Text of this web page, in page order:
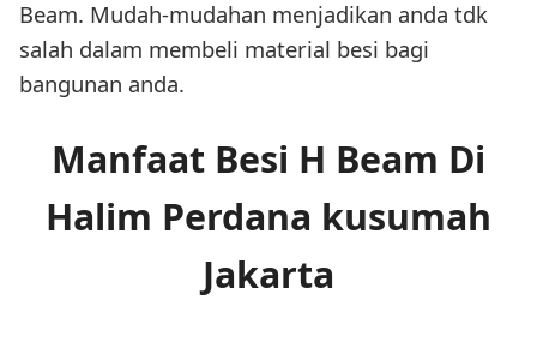
Beam. Mudah-mudahan menjadikan anda tdk
salah dalam membeli material besi bagi
bangunan anda.
Manfaat Besi H Beam Di
Halim Perdana kusumah
Jakarta